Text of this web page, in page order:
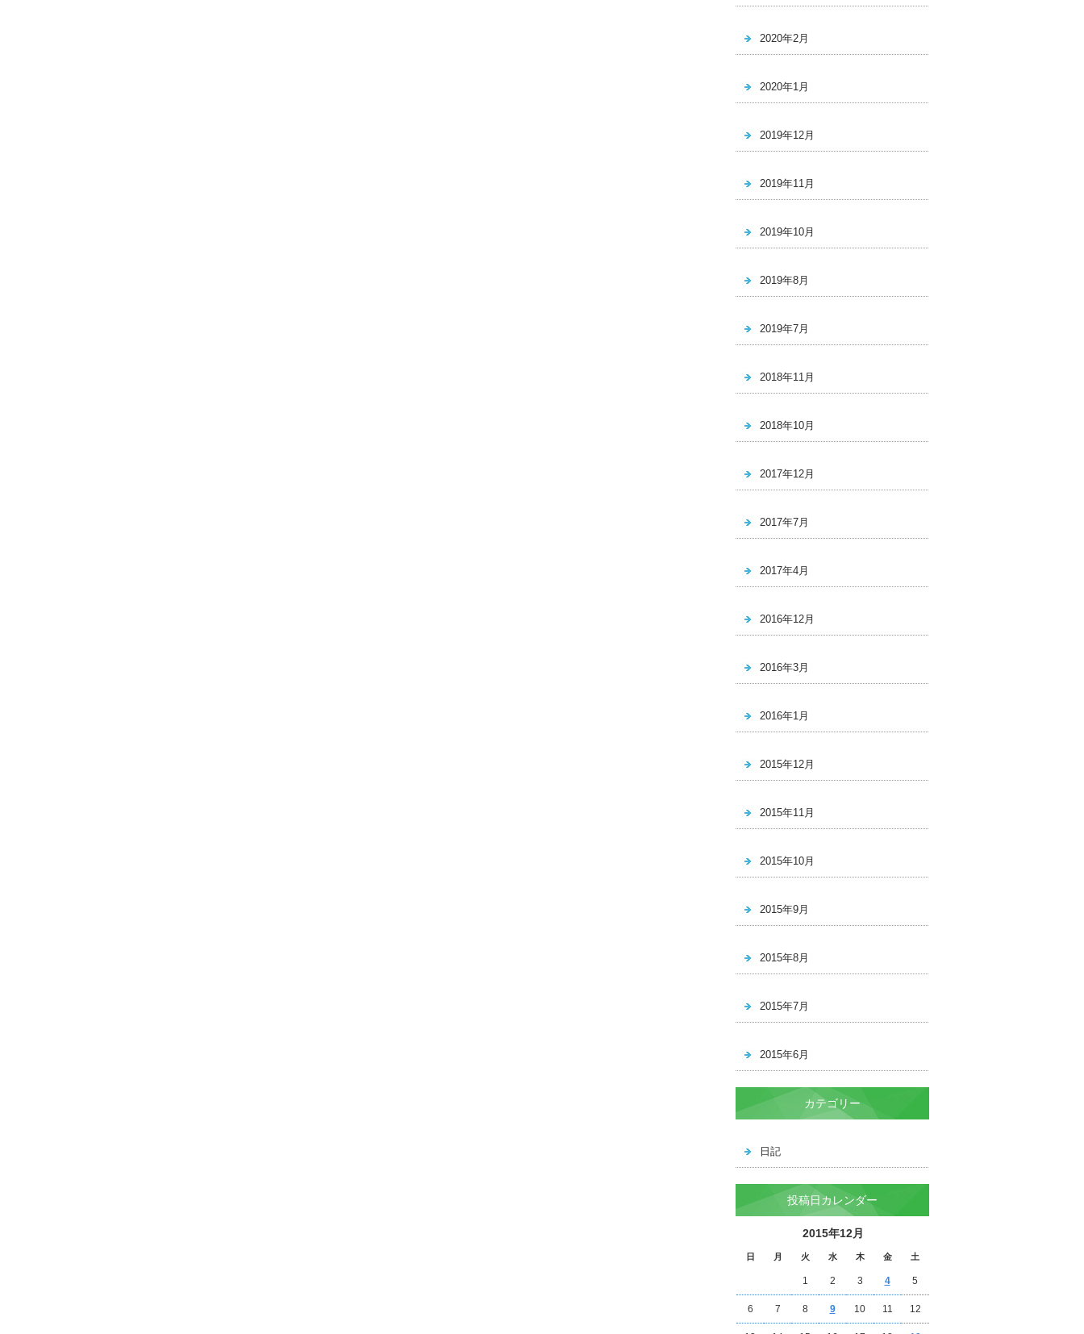
2020年2月
2020年1月
2019年12月
2019年11月
2019年10月
2019年8月
2019年7月
2018年11月
2018年10月
2017年12月
2017年7月
2017年4月
2016年12月
2016年3月
2016年1月
2015年12月
2015年11月
2015年10月
2015年9月
2015年8月
2015年7月
2015年6月
カテゴリー
日記
投稿日カレンダー
2015年12月
日 月 火 水 木 金 土
1 2 3 4 5
6 7 8 9 10 11 12